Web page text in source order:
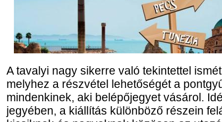
A tavalyi nagy sikerre való tekintettel
melyhez a részvétel lehetőségét a
mindenkinek, aki belépőjegyet vásárol.
jegyében, a kiállítás különböző részein